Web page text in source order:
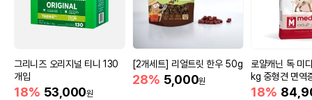
그리니즈 오리지널 티니 130
개입
18% 53,000원
[2개세트] 리얼트릿 한우 50g
28% 5,000원
로얄캐닌 독 미
kg 중형견 면역
18%